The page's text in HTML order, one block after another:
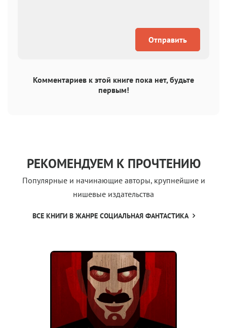
Отправить
Комментариев к этой книге пока нет, будьте
первым!
РЕКОМЕНДУЕМ К ПРОЧТЕНИЮ
Популярные и начинающие авторы, крупнейшие и
нишевые издательства
ВСЕ КНИГИ В ЖАНРЕ СОЦИАЛЬНАЯ ФАНТАСТИКА